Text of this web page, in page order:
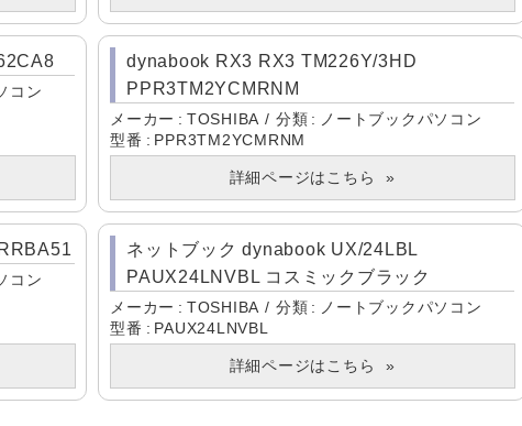
コン
dynabook RX3 RX3 TM226Y/3HD
PPR3TM2YCMRNM
メーカー TOSHIBA 分類
ノートブックパソコン
型番
PPR3TM2YCMRNM
詳細ページはこちら
コン
ネットブック dynabook UX/24LBL
PAUX24LNVBL コスミックブラック
メーカー TOSHIBA 分類
ノートブックパソコン
型番
PAUX24LNVBL
詳細ページはこちら